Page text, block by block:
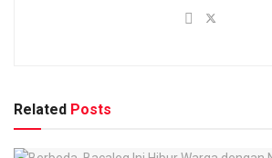
Related Posts